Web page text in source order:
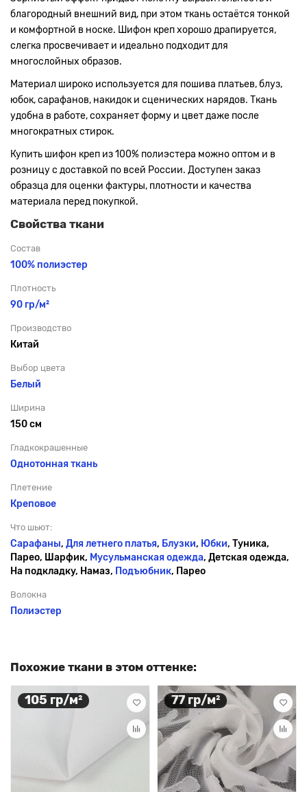
благородный внешний вид, при этом ткань остаётся тонкой
и комфортной в носке. Шифон креп хорошо драпируется,
слегка просвечивает и идеально подходит для
многослойных образов.
Материал широко используется для пошива платьев, блуз,
юбок, сарафанов, накидок и сценических нарядов. Ткань
удобна в работе, сохраняет форму и цвет даже после
многократных стирок.
Купить шифон креп из 100% полиэстера можно оптом и в
розницу с доставкой по всей России. Доступен заказ
образца для оценки фактуры, плотности и качества
материала перед покупкой.
Свойства ткани
Состав
100% полиэстер
Плотность
90 гр/м²
Производство
Китай
Выбор цвета
Белый
Ширина
150 см
Гладкокрашенные
Однотонная ткань
Плетение
Креповое
Что шьют:
Сарафаны, Для летнего платья, Блузки, Юбки, Туника,
Парео, Шарфик, Мусульманская одежда, Детская одежда,
На подкладку, Намаз, Подъюбник, Парео
Волокна
Полиэстер
Похожие ткани в этом оттенке:
105 гр/м² 77 гр/м²